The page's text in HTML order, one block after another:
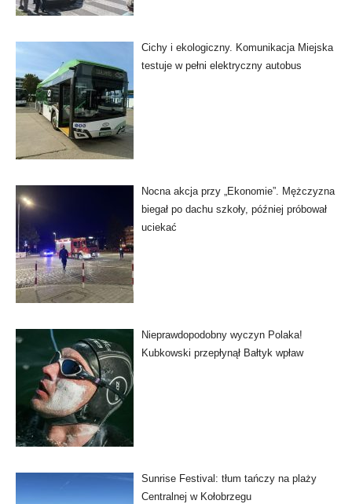
Cichy i ekologiczny. Komunikacja Miejska
testuje w pełni elektryczny autobus
Nocna akcja przy „Ekonomie”. Mężczyzna
biegał po dachu szkoły, później próbował
uciekać
Nieprawdopodobny wyczyn Polaka!
Kubkowski przepłynął Bałtyk wpław
Sunrise Festival: tłum tańczy na plaży
Centralnej w Kołobrzegu